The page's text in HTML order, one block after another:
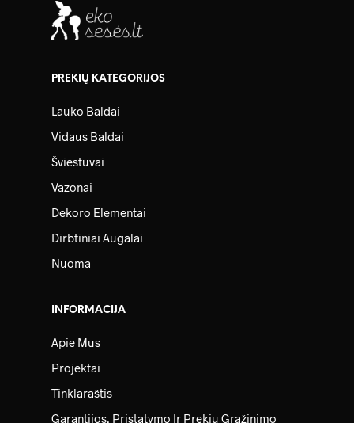
PREKIŲ KATEGORIJOS
Lauko Baldai
Vidaus Baldai
Šviestuvai
Vazonai
Dekoro Elementai
Dirbtiniai Augalai
Nuoma
INFORMACIJA
Apie Mus
Projektai
Tinklaraštis
Garantijos, Pristatymo Ir Prekių Grąžinimo